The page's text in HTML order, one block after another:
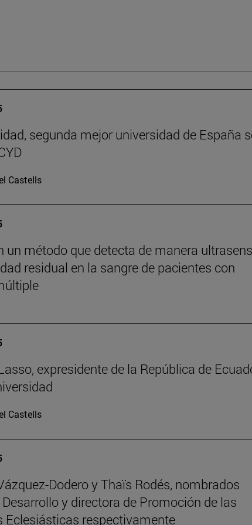
segunda mejor universidad de España
Castells
un método que detecta de manera
residual en la sangre de pacientes con
expresidente de la República de
Castells
Dodero y Thaïs Rodés, nombrados
y directora de Promoción de las
Eclesiásticas respectivamente